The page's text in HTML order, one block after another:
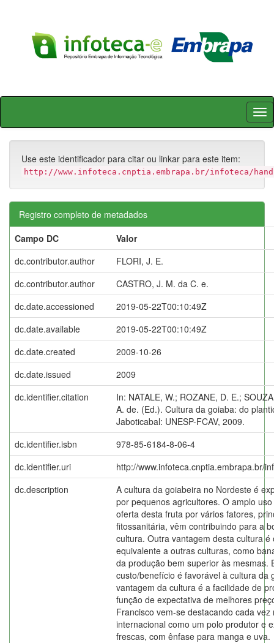
Skip
Use este identificador para citar ou linkar para este item:
http://www.infoteca.cnptia.embrapa.br/infoteca/
Registro completo de metadados
Campo DC
Valor
dc.contributor.author
FLORI, J. E.
dc.contributor.author
CASTRO, J. M. da C. e.
dc.date.accessioned
2019-05-22T00:10:49Z
dc.date.available
2019-05-22T00:10:49Z
dc.date.created
2009-10-26
dc.date.issued
2009
dc.identifier.citation
In: NATALE, W.; ROZANE, D. E.;
A. de. (Ed.). Cultura da goiaba: do
Jaboticabal: UNESP-FCAV, 2009.
dc.identifier.isbn
978-85-6184-8-06-4
dc.identifier.uri
http://www.infoteca.cnptia.embrapa.br/
dc.description
A cultura da goiabeira no Nordeste é
por pequenos agricultores. O amplo
oferta desta fruta por vários fatores,
fitossanitária, vêm contribuindo para a
cultura. Outra vantagem desta cultura
equivalente a outras culturas, como
da produção bem superior às mesmas.
custo/benefício é favorável à cultura da
vantagem da cultura é a facilidade de
função de expectativa de melhores
Francisco vem-se destacando cada vez
internacional como um polo produtor e
frescas, com ênfase para manga e uva.